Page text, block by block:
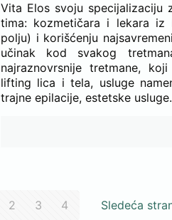
Vita Elos svoju specijalizaciju
tima: kozmetičara i lekara
polju) i korišćenju
učinak kod svakog
najraznovrsnije tretmane,
lifting lica i tela, usluge
trajne epilacije, estetske usluge.
2 3 4 Sledeća